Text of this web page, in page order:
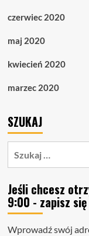
czerwiec 2020
maj 2020
kwiecień 2020
marzec 2020
SZUKAJ
Jeśli chcesz
9:00 - zapisz się
Wprowadź swój